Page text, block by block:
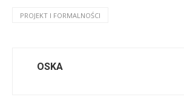
PROJEKT I FORMALNOŚCI
OSKA